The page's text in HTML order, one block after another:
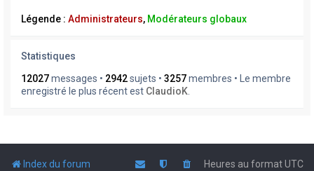
Légende : Administrateurs, Modérateurs globaux
Statistiques
12027messages • 2942sujets • 3257membres • Le membre
enregistré le plus récent est ClaudioK
Index du forum Heures au formatUTC